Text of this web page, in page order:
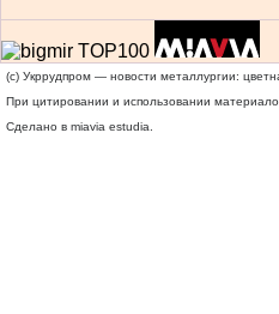
(c) Укррудпром — новости металлургии:
При цитировании и использовании
Сделано в miavia estudia.